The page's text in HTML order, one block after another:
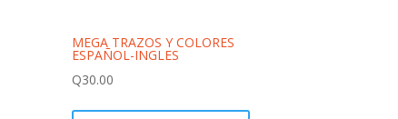
MEGA TRAZOS Y COLORES
ESPAÑOL-INGLES
Q30.00